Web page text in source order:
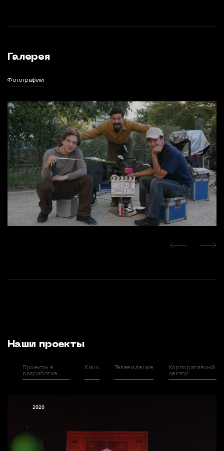
Галерея
Фотографии
Наши проекты
Проекты в
разработке
Кино Телевидение
Корпоративный
сектор
2020